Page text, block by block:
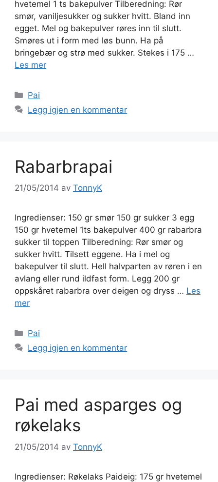
hvetemel 1 ts bakepulver Tilberedning: Rør
smør, vaniljesukker og sukker hvitt. Bland inn
egget. Mel og bakepulver røres inn til slutt.
Smøres ut i form med løs bunn. Ha på
bringebær og strø med sukker. Stekes i 175 …
Les mer
Kategorier
Pai
Legg igjen en kommentar
Rabarbrapai
21/05/2014 av TonnyK
Ingredienser: 150 gr smør 150 gr sukker 3 egg
150 gr hvetemel 1ts bakepulver 400 gr rabarbra
sukker til toppen Tilberedning: Rør smør og
sukker hvitt. Tilsett eggene. Ha i mel og
bakepulver til slutt. Hell halvparten av røren i en
avlang eller rund ildfast form. Legg 200 gr
oppskåret rabarbra over deigen og dryss … Les
mer
Kategorier
Pai
Legg igjen en kommentar
Pai med asparges og
røkelaks
21/05/2014 av TonnyK
Ingredienser: Røkelaks Paideig: 175 gr hvetemel